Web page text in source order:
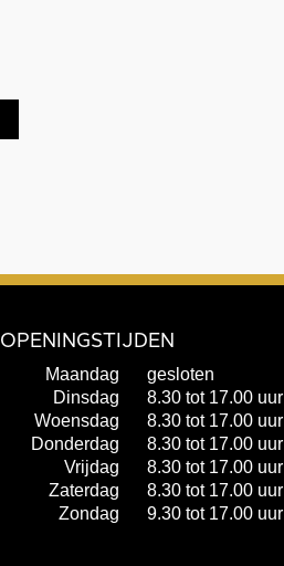
OPENINGSTIJDEN
Maandag
gesloten
Dinsdag
8.30 tot 17.00 uur
Woensdag
8.30 tot 17.00 uur
Donderdag
8.30 tot 17.00 uur
Vrijdag
8.30 tot 17.00 uur
Zaterdag
8.30 tot 17.00 uur
Zondag
9.30 tot 17.00 uur